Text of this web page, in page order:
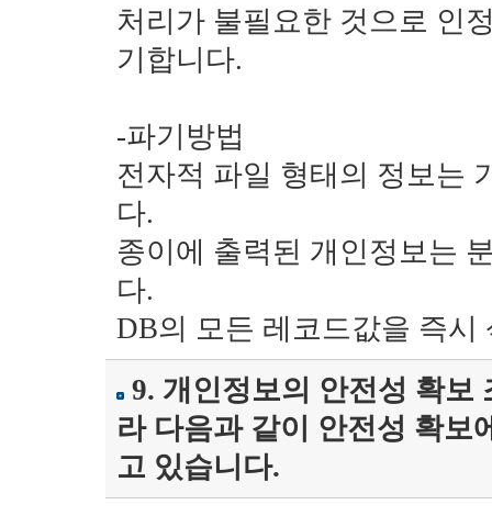
처리가 불필요한 것으로 인
기합니다.
-파기방법
전자적 파일 형태의 정보는
다.
종이에 출력된 개인정보는
다.
DB의 모든 레코드값을 즉시
9. 개인정보의 안전성 확보
라 다음과 같이 안전성 확보
고 있습니다.